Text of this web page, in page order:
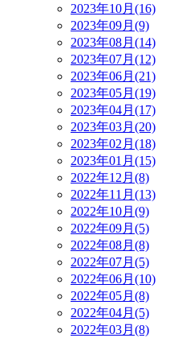
2023年10月(16)
2023年09月(9)
2023年08月(14)
2023年07月(12)
2023年06月(21)
2023年05月(19)
2023年04月(17)
2023年03月(20)
2023年02月(18)
2023年01月(15)
2022年12月(8)
2022年11月(13)
2022年10月(9)
2022年09月(5)
2022年08月(8)
2022年07月(5)
2022年06月(10)
2022年05月(8)
2022年04月(5)
2022年03月(8)